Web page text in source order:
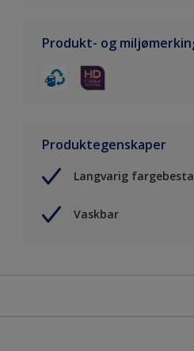
Produkt- og
Produktegenskaper
Langvarig
Vaskbar